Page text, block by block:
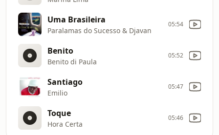
Uma Brasileira
Paralamas do Sucesso & Djavan
05:54
Benito
Benito di Paula
05:52
Santiago
Emilio
05:47
Toque
Hora Certa
05:46